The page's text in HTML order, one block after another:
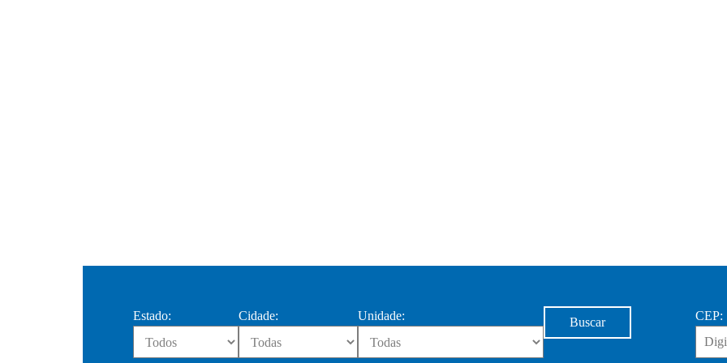
Estado: Cidade: Unidade: Buscar
CEP: